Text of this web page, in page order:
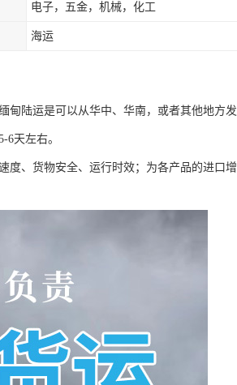
电子，五金，机械，化工
海运
甸陆运是可以从华中、华南，或者其他地方发
天左右。
度、货物安全、运行时效；为各产品的进口增